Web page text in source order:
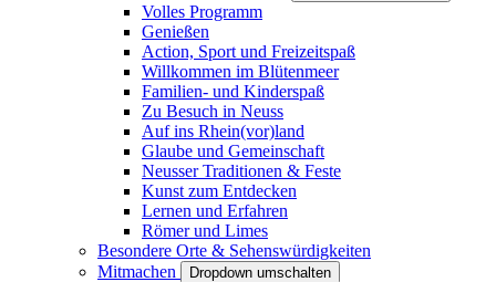
Volles Programm
Genießen
Action, Sport und Freizeitspaß
Willkommen im Blütenmeer
Familien- und Kinderspaß
Zu Besuch in Neuss
Auf ins Rhein(vor)land
Glaube und Gemeinschaft
Neusser Traditionen & Feste
Kunst zum Entdecken
Lernen und Erfahren
Römer und Limes
Besondere Orte & Sehenswürdigkeiten
Mitmachen
Dropdown umschalten